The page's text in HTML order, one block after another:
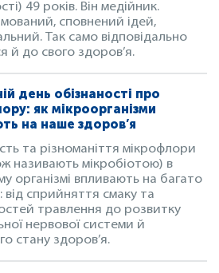
49 років. Він медійник.
сповнений ідей,
Так само відповідально
й до свого здоров’я.
день обізнаності про
як мікроорганізми
на наше здоров’я
та різноманіття мікрофлори
називають мікробіотою) в
організмі впливають на багато
від сприйняття смаку та
травлення до розвитку
нервової системи й
стану здоров’я.